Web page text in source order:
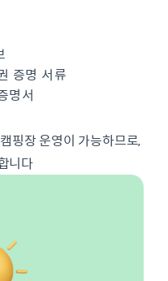
증명 서류
명서
핑장 운영이 가능하므로,
니다